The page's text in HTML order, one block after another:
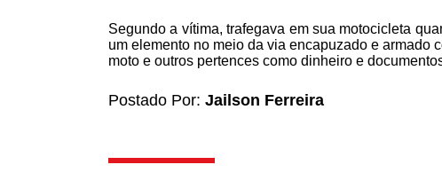
Segundo a vítima, trafegava em sua motocicleta
um elemento no meio da via encapuzado e armado
moto e outros pertences como dinheiro e
Postado Por: Jailson Ferreira